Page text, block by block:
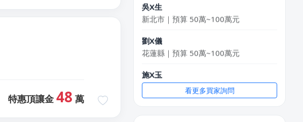
特惠頂讓金 48 萬
新北市｜預算 50萬~100萬元
花蓮縣｜預算 50萬~100萬元
桃園市｜預算 10萬~30萬元
看更多買家詢問